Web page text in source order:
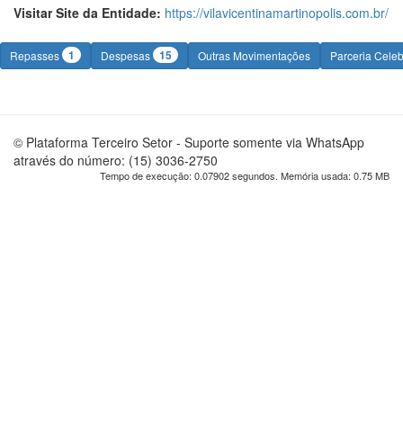
Visitar Site da Entidade: https://vilavicentinamartinopolis.com.br/
Repasses 1 Despesas 15 Outras Movimentações Parceria
© Plataforma Terceiro Setor - Suporte somente via WhatsApp
através do número: (15) 3036-2750
Tempo de execução: 0.07902 segundos. Memória usada: 0.75 MB